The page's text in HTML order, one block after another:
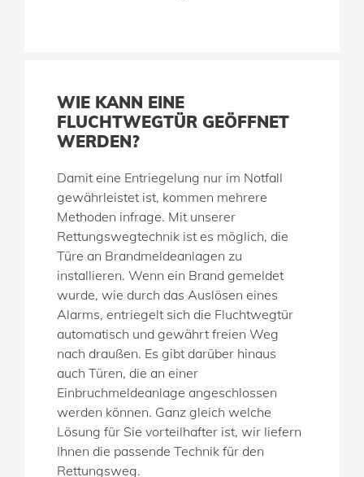
WIE KANN EINE
FLUCHTWEGTÜR GEÖFFNET
WERDEN?
Damit eine Entriegelung nur im Notfall
gewährleistet ist, kommen mehrere
Methoden infrage. Mit unserer
Rettungswegtechnik ist es möglich, die
Türe an Brandmeldeanlagen zu
installieren. Wenn ein Brand gemeldet
wurde, wie durch das Auslösen eines
Alarms, entriegelt sich die Fluchtwegtür
automatisch und gewährt freien Weg
nach draußen. Es gibt darüber hinaus
auch Türen, die an einer
Einbruchmeldeanlage angeschlossen
werden können. Ganz gleich welche
Lösung für Sie vorteilhafter ist, wir liefern
Ihnen die passende Technik für den
Rettungsweg.